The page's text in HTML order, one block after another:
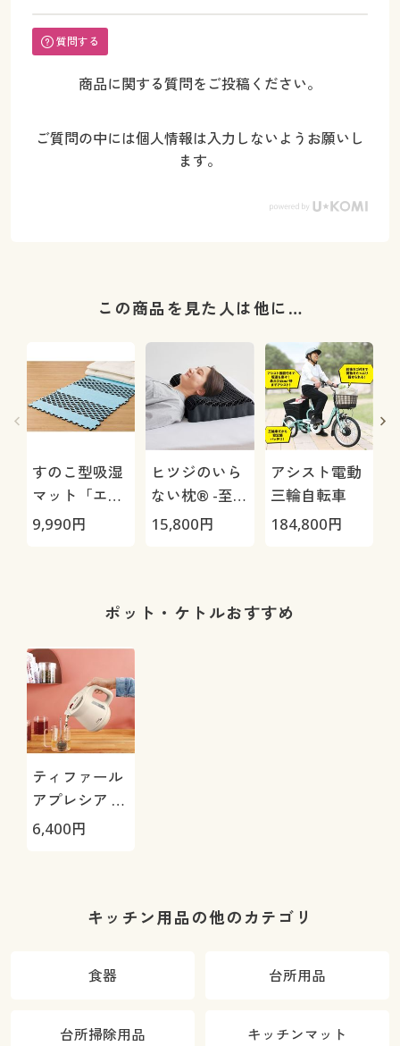
質問する
商品に関する質問をご投稿ください。
ご質問の中には個人情報は入力しないようお願いし
ます。
この商品を見た人は他に…
すのこ型吸湿
マット「エア
ージョブ®」
9,990円
ヒツジのいら
ない枕® -至
極-
15,800円
アシスト電動
三輪自転車
184,800円
ポット・ケトルおすすめ
ティファール
アプレシア ロ
ック 0.8L (電
6,400円
キッチン用品の他のカテゴリ
食器 台所用品
台所掃除用品 キッチンマット